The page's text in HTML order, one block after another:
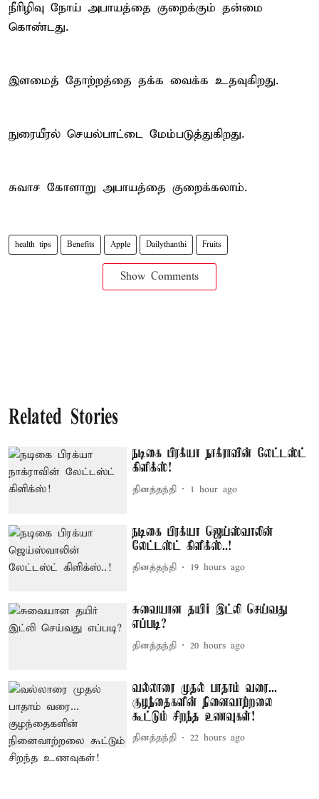
நீரிழிவு நோய் அபாயத்தை குறைக்கும் தன்மை
கொண்டது.
இளமைத் தோற்றத்தை தக்க வைக்க உதவுகிறது.
நுரையீரல் செயல்பாட்டை மேம்படுத்துகிறது.
சுவாச கோளாறு அபாயத்தை குறைக்கலாம்.
health tips Benefits Apple Dailythanthi Fruits
Show Comments
Related Stories
நடிகை பிரக்யா நாக்ராவின் லேட்டஸ்ட்
கிளிக்ஸ்!
தினத்தந்தி 1 hour ago
நடிகை பிரக்யா ஜெய்ஸ்வாலின்
லேட்டஸ்ட் கிளிக்ஸ்..!
தினத்தந்தி 19 hours ago
சுவையான தயிர் இட்லி செய்வது
எப்படி?
தினத்தந்தி 20 hours ago
வல்லாரை முதல் பாதாம் வரை...
குழந்தைகளின் நினைவாற்றலை
கூட்டும் சிறந்த உணவுகள்!
தினத்தந்தி 22 hours ago